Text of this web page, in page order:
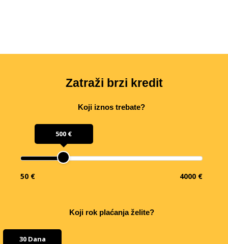
Zatraži brzi kredit
Koji iznos trebate?
500 €
50 € 4000 €
Koji rok plaćanja želite?
30 Dana